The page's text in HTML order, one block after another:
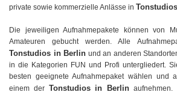
private sowie kommerzielle Anlässe in
Die jeweiligen Aufnahmepakete können von
Amateuren gebucht werden. Alle
Tonstudios in Berlin und an anderen
in die Kategorien FUN und Profi untergliedert.
besten geeignete Aufnahmepaket wählen und
einem der Tonstudios in Berlin